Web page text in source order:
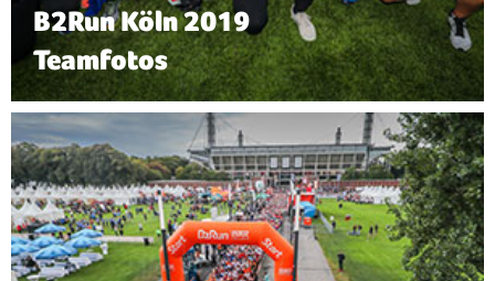
B2Run Köln 2019
Teamfotos